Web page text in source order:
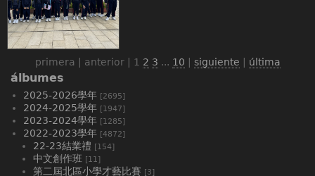
primera | anterior | 1 2 3 ... 10 | siguiente | última
álbumes
2025-2026學年 [2695]
2024-2025學年 [1947]
2023-2024學年 [1285]
2022-2023學年 [4872]
22-23結業禮 [154]
中文創作班 [11]
第二屆北區小學才藝比賽 [3]